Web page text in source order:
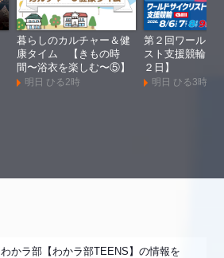
暮らしのカルチャー＆健
康タイム 【きもの時
間〜浴衣を楽しむ〜⑤】
明日 ひる2時
第２回ワールド
スト支援競輪
２日】
明日 ひる3時
わかラ部【わかラ部TEENS】の情報を